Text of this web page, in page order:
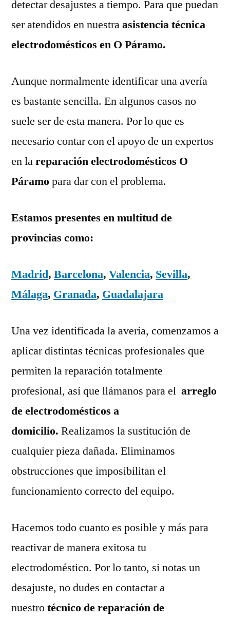
detectar desajustes a tiempo. Para que puedan
ser atendidos en nuestraasistencia técnica
electrodomésticos en O Páramo.
Aunque normalmente identificar una avería
es bastante sencilla. En algunos casos no
suele ser de esta manera. Por lo que es
necesario contar con el apoyo de un expertos
en lareparación electrodomésticos O
Páramopara dar con el problema.
Estamos presentes en multitud de
provincias como:
Madrid, Barcelona, Valencia, Sevilla,
Málaga, Granada, Guadalajara
Una vez identificada la avería, comenzamos a
aplicar distintas técnicas profesionales que
permiten la reparación totalmente
profesional, así que llámanos para el arreglo
de electrodomésticos a
domicilio. Realizamos la sustitución de
cualquier pieza dañada. Eliminamos
obstrucciones que imposibilitan el
funcionamiento correcto del equipo.
Hacemos todo cuanto es posible y más para
reactivar de manera exitosa tu
electrodoméstico. Por lo tanto, si notas un
desajuste, no dudes en contactar a
nuestrotécnico de reparación de